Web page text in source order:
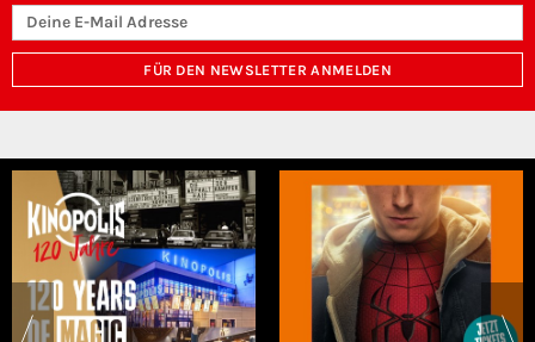
FÜR DEN NEWSLETTER ANMELDEN